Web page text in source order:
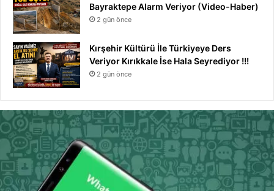
Bayraktepe Alarm Veriyor (Video-Haber)
2 gün önce
Kırşehir Kültürü İle Türkiyeye Ders
Veriyor Kırıkkale İse Hala Seyrediyor !!!
2 gün önce